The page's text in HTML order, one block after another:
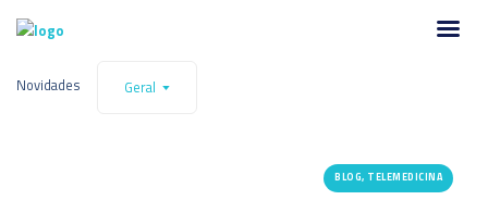
Novidades Geral
BLOG, TELEMEDICINA